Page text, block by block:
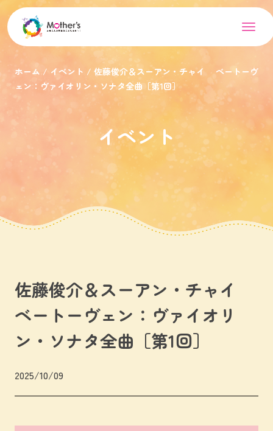
ホーム イベント
佐藤俊介＆スーアン・チャイ ベートーヴ
ェン：ヴァイオリン・ソナタ全曲［第1回］
イベント
佐藤俊介＆スーアン・チャイ
ベートーヴェン：ヴァイオリ
ン・ソナタ全曲［第1回］
2025/10/09